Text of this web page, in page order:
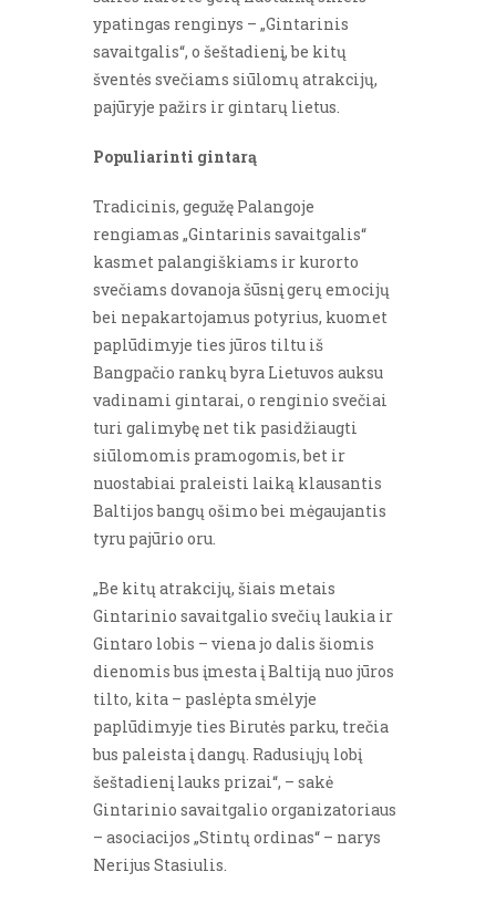
ypatingas renginys – „Gintarinis
savaitgalis“, o šeštadienį, be kitų
šventės svečiams siūlomų atrakcijų,
pajūryje pažirs ir gintarų lietus.
Populiarinti gintarą
Tradicinis, gegužę Palangoje
rengiamas „Gintarinis savaitgalis“
kasmet palangiškiams ir kurorto
svečiams dovanoja šūsnį gerų emocijų
bei nepakartojamus potyrius, kuomet
paplūdimyje ties jūros tiltu iš
Bangpačio rankų byra Lietuvos auksu
vadinami gintarai, o renginio svečiai
turi galimybę net tik pasidžiaugti
siūlomomis pramogomis, bet ir
nuostabiai praleisti laiką klausantis
Baltijos bangų ošimo bei mėgaujantis
tyru pajūrio oru.
„Be kitų atrakcijų, šiais metais
Gintarinio savaitgalio svečių laukia ir
Gintaro lobis – viena jo dalis šiomis
dienomis bus įmesta į Baltiją nuo jūros
tilto, kita – paslėpta smėlyje
paplūdimyje ties Birutės parku, trečia
bus paleista į dangų. Radusiųjų lobį
šeštadienį lauks prizai“, – sakė
Gintarinio savaitgalio organizatoriaus
– asociacijos „Stintų ordinas“ – narys
Nerijus Stasiulis.